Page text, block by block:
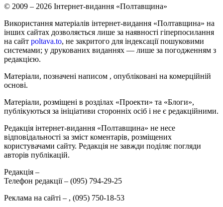
© 2009 – 2026 Інтернет-видання «Полтавщина»
Використання матеріалів інтернет-видання «Полтавщина» на
інших сайтах дозволяється лише за наявності гіперпосилання
на сайт poltava.to, не закритого для індексації пошуковими
системами; у друкованих виданнях — лише за погодженням з
редакцією.
Матеріали, позначені написом , опубліковані на комерційній
основі.
Матеріали, розміщені в розділах «Проекти» та «Блоги»,
публікуються за ініціативи сторонніх осіб і не є редакційними.
Редакція інтернет-видання «Полтавщина» не несе
відповідальності за зміст коментарів, розміщених
користувачами сайту. Редакція не завжди поділяє погляди
авторів публікацій.
Редакція –
Телефон редакції – (095) 794-29-25
Реклама на сайті – , (095) 750-18-53